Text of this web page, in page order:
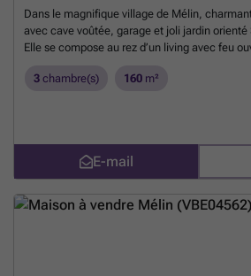
Dans le magnifique village de Mélin,
avec cave voûtée, garage et joli jardin orienté
Elle se compose au rez d’un living avec feu
de douche. L’étage dispose d’un hall, 2
second dispose d’une chambre mansardée
confort et d’équipements : chauffage central
double vitrage, panneaux photovoltaïques,
respecter. Chouette maison à visiter sans
3 chambre(s) 160 m²
E-mail